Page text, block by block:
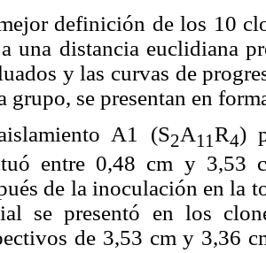
definición de los 10
una distancia euclidiana
y las curvas de
grupo, se presentan en
A1 (S2A11R4)
entre 0,48 cm y 3,53
de la inoculación en la
se presentó en los
de 3,53 cm y 3,36